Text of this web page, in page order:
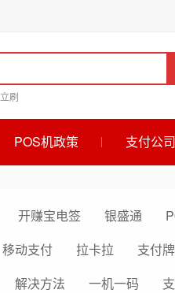
立刷
POS机政策 支付公司
开赚宝电签 银盛通
移动支付 拉卡拉 支付
解决方法 一机一码